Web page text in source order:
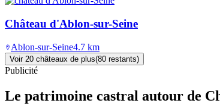
Château d'Ablon-sur-Seine
Ablon-sur-Seine4.7 km
Voir 20 châteaux de plus(80 restants)
Publicité
Le patrimoine castral autour de